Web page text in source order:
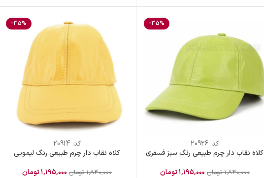
-35%
کد:20926
کلاه نقاب دار چرم طبیعی رنگ سبز فسفری
۱,۸۴۰,۰۰۰ تومان ۱,۱۹۵,۰۰۰تومان
-35%
کد:20914
کلاه نقاب دار چرم طبیعی رنگ لیمویی
۱,۸۴۰,۰۰۰ تومان ۱,۱۹۵,۰۰۰تومان